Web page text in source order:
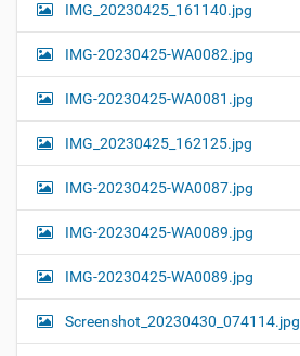
IMG_20230425_161140.jpg
IMG-20230425-WA0082.jpg
IMG-20230425-WA0081.jpg
IMG_20230425_162125.jpg
IMG-20230425-WA0087.jpg
IMG-20230425-WA0089.jpg
IMG-20230425-WA0089.jpg
Screenshot_20230430_074114.jpg